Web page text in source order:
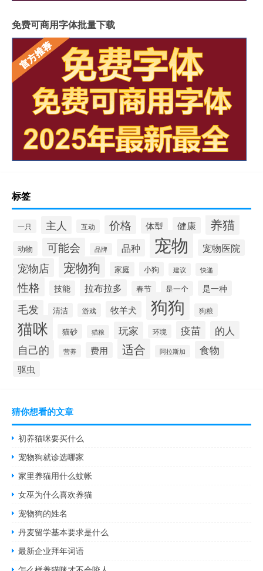
免费可商用字体批量下载
标签
一只 主人 互动 价格 体型 健康 养猫
动物 可能会 品牌 品种 宠物 宠物医院
宠物店 宠物狗 家庭 小狗 建议 快递
性格 技能 拉布拉多 春节 是一个 是一种
毛发 清洁 游戏 牧羊犬 狗狗 狗粮
猫咪 猫砂 猫粮 玩家 环境 疫苗 的人
自己的 营养 费用 适合 阿拉斯加 食物
驱虫
猜你想看的文章
初养猫咪要买什么
宠物狗就诊选哪家
家里养猫用什么蚊帐
女巫为什么喜欢养猫
宠物狗的姓名
丹麦留学基本要求是什么
最新企业拜年词语